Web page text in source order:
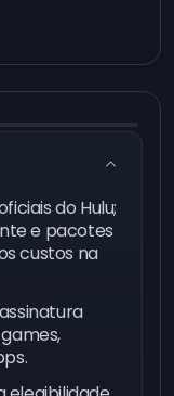
do Hulu;
e pacotes
custos na